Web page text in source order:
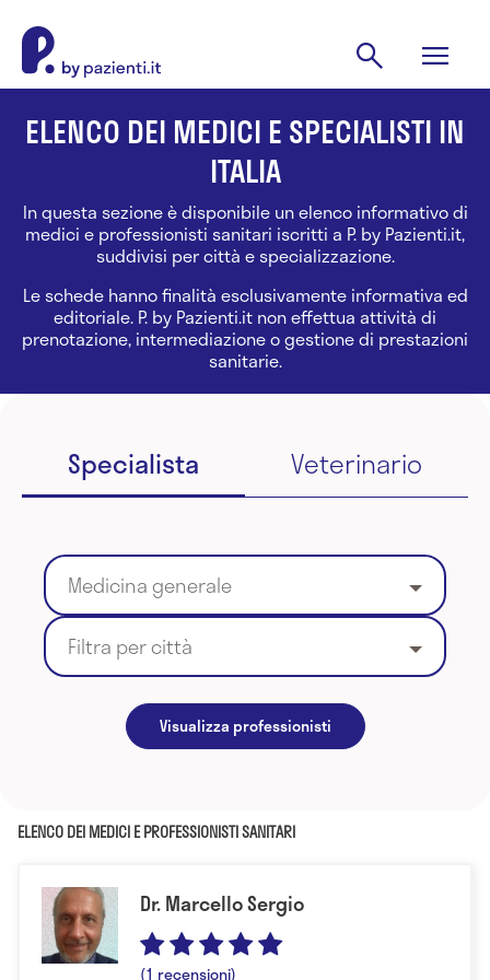
ELENCO DEI MEDICI E SPECIALISTI IN
ITALIA
In questa sezione è disponibile un elenco informativo di
medici e professionisti sanitari iscritti a P. by Pazienti.it,
suddivisi per città e specializzazione.
Le schede hanno finalità esclusivamente informativa ed
editoriale. P. by Pazienti.it non effettua attività di
prenotazione, intermediazione o gestione di prestazioni
sanitarie.
Specialista Veterinario
Medicina generale
Filtra per città
Visualizza professionisti
ELENCO DEI MEDICI E PROFESSIONISTI SANITARI
Dr. Marcello Sergio
(1 recensioni)